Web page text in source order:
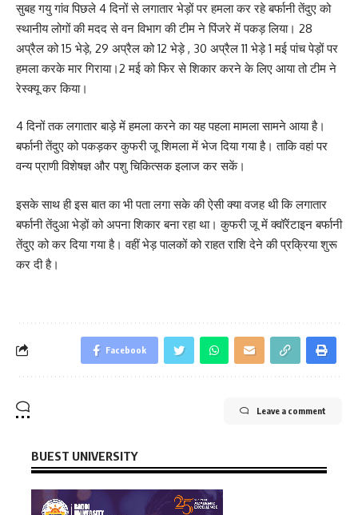
सुबह गयु गांव पिछले 4 दिनों से लगातार भेड़ों पर हमला कर रहे बर्फानी तेंदुए को
स्थानीय लोगों की मदद से वन विभाग की टीम ने पिंजरे में पकड़ लिया। 28
अप्रैल को 15 भेड़े, 29 अप्रैल को 12 भेड़े , 30 अप्रैल 11 भेड़े 1 मई पांच पेड़ों पर
हमला करके मार गिराया।2 मई को फिर से शिकार करने के लिए आया तो टीम ने
रेस्क्यू कर किया।
4 दिनों तक लगातार बाड़े में हमला करने का यह पहला मामला सामने आया है।
बर्फानी तेंदुए को पकड़कर कुफरी जू शिमला में भेज दिया गया है। ताकि वहां पर
वन्य प्राणी विशेषज्ञ और पशु चिकित्सक इलाज कर सकें।
इसके साथ ही इस बात का भी पता लगा सके की ऐसी क्या वजह थी कि लगातार
बर्फानी तेंदुआ भेड़ों को अपना शिकार बना रहा था। कुफरी जू में क्वॉरेंटाइन बर्फानी
तेंदुए को कर दिया गया है। वहीं भेड़ पालकों को राहत राशि देने की प्रक्रिया शुरू
कर दी है।
Facebook
Leave a comment
BUEST UNIVERSITY